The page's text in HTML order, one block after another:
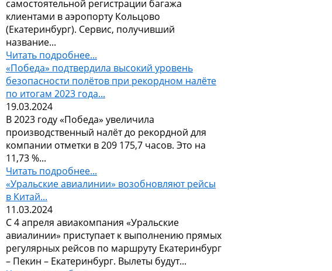
самостоятельной регистрации багажа
клиентами в аэропорту Кольцово
(Екатеринбург). Сервис, получивший
название...
Читать подробнее...
«Победа» подтвердила высокий уровень
безопасности полётов при рекордном налёте
по итогам 2023 года...
19.03.2024
В 2023 году «Победа» увеличила
производственный налёт до рекордной для
компании отметки в 209 175,7 часов. Это на
11,73 %...
Читать подробнее...
«Уральские авиалинии» возобновляют рейсы
в Китай...
11.03.2024
С 4 апреля авиакомпания «Уральские
авиалинии» приступает к выполнению прямых
регулярных рейсов по маршруту Екатеринбург
– Пекин – Екатеринбург. Вылеты будут...